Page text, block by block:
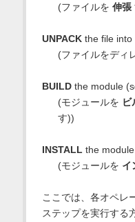
(ファイルを 伸張
UNPACKthe file into
(ファイルをディ
BUILDthe module
(モジュールを ビ
す))
INSTALL the module.
(モジュールを イ
ここでは、各オペレ
ステップを実行する